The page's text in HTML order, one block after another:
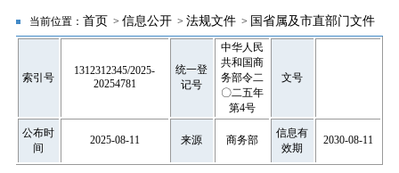
当前位置： 首页 > 信息公开> 法规文件> 国省属及市直部门文件
索引号
1312312345/2025-
20254781
统一登
记号
中华人民
共和国商
务部令二
〇二五年
第4号
文号
公布时
间
2025-08-11 来源 商务部
信息有
效期
2030-08-11